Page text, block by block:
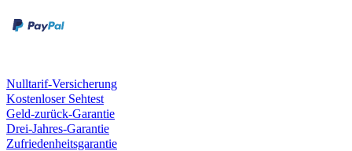
Nulltarif-Versicherung
Kostenloser Sehtest
Geld-zurück-Garantie
Drei-Jahres-Garantie
Zufriedenheitsgarantie